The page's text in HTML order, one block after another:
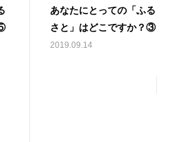
あなたにとっての「ふる
さと」はどこですか？③
2019.09.14